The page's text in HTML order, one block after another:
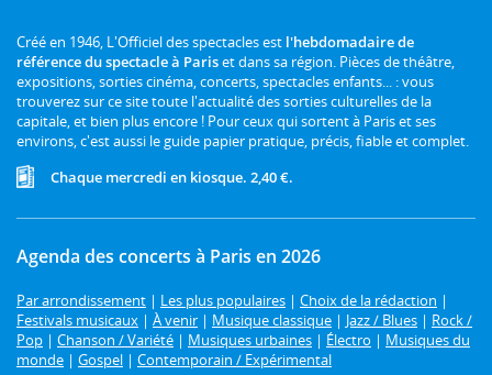
Créé en 1946, L'Officiel des spectacles est l'hebdomadaire de
référence du spectacle à Pariset dans sa région. Pièces de théâtre,
expositions, sorties cinéma, concerts, spectacles enfants... : vous
trouverez sur ce site toute l'actualité des sorties culturelles de la
capitale, et bien plus encore ! Pour ceux qui sortent à Paris et ses
environs, c'est aussi le guide papier pratique, précis, fiable et complet.
Chaque mercredi en kiosque. 2,40 €.
Agenda des concerts à Paris en 2026
Par arrondissement | Les plus populaires | Choix de la rédaction |
Festivals musicaux | À venir | Musique classique | Jazz / Blues | Rock /
Pop | Chanson / Variété | Musiques urbaines | Électro | Musiques du
monde | Gospel | Contemporain / Expérimental